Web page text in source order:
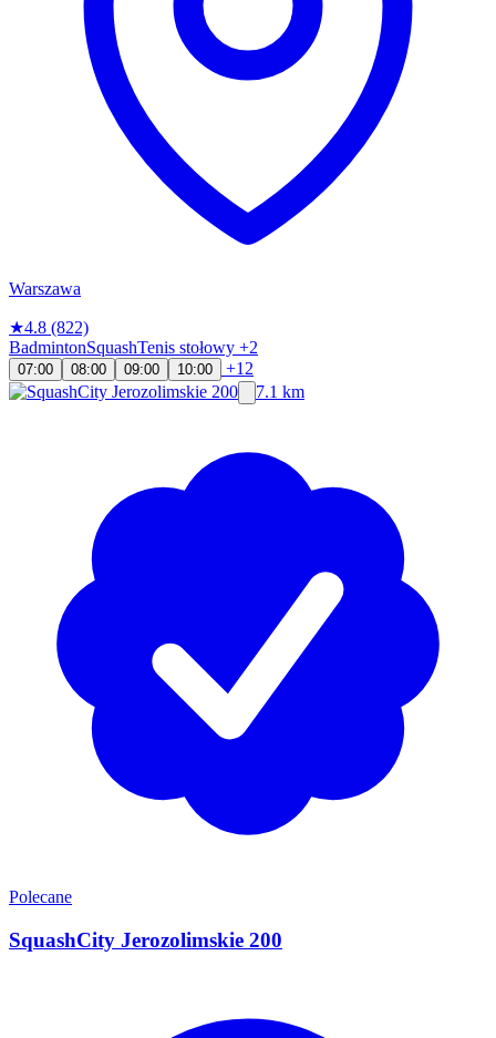
Warszawa
★4.8 (822)
BadmintonSquashTenis stołowy +2
07:00 08:00 09:00 10:00
+12
7.1 km
Polecane
SquashCity Jerozolimskie 200